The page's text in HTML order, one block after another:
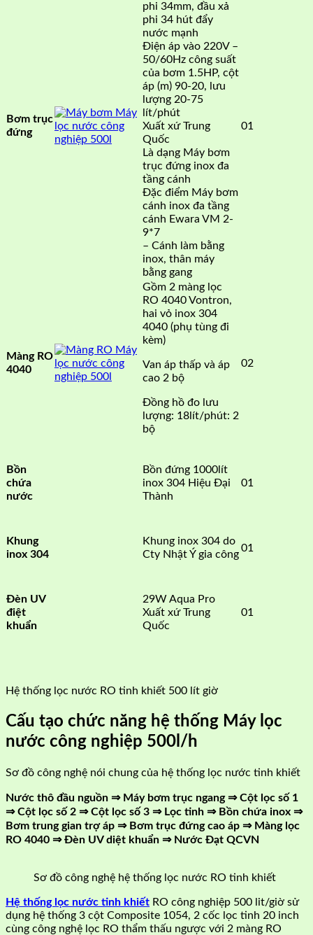
Bơm trục
đứng
phi 34mm, đầu xả
phi 34 hút đẩy
nước mạnh
Điện áp vào 220V –
50/60Hz công suất
của bơm 1.5HP, cột
áp (m) 90-20, lưu
lượng 20-75
lít/phút
Xuất xứ Trung
Quốc
Là dạng Máy bơm
trục đứng inox đa
tầng cánh
Đặc điểm Máy bơm
cánh inox đa tầng
cánh Ewara VM 2-
9*7
– Cánh làm bằng
inox, thân máy
bằng gang
01
Màng RO
4040
Gồm 2 màng lọc
RO 4040 Vontron,
hai vỏ inox 304
4040 (phụ tùng đi
kèm)
Van áp thấp và áp
cao 2 bộ
Đồng hồ đo lưu
lượng: 18lít/phút: 2
bộ
02
Bồn
chứa
nước
Bồn đứng 1000lít
inox 304 Hiệu Đại
Thành
01
Khung
inox 304
Khung inox 304 do
Cty Nhật Ý gia công
01
Đèn UV
điệt
khuẩn
29W Aqua Pro
Xuất xứ Trung
Quốc
01
Hệ thống lọc nước RO tinh khiết 500 lít giờ
Cấu tạo chức năng hệ thống Máy lọc
nước công nghiệp 500l/h
Sơ đồ công nghệ nói chung của hệ thống lọc nước tinh khiết
Nước thô đầu nguồn ⇒ Máy bơm trục ngang ⇒ Cột lọc số 1
⇒ Cột lọc số 2 ⇒ Cột lọc số 3 ⇒ Lọc tinh ⇒ Bồn chứa inox ⇒
Bơm trung gian trợ áp ⇒ Bơm trục đứng cao áp ⇒ Màng lọc
RO 4040 ⇒ Đèn UV diệt khuẩn ⇒ Nước Đạt QCVN
Sơ đồ công nghệ hệ thống lọc nước RO tinh khiết
Hệ thống lọc nước tinh khiết RO công nghiệp 500 lit/giờ sử
dụng hệ thống 3 cột Composite 1054, 2 cốc lọc tinh 20 inch
cùng công nghệ lọc RO thẩm thấu ngược với 2 màng RO